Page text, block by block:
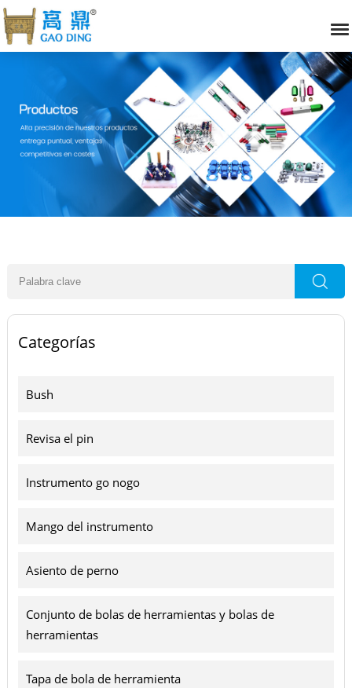
Categorías
Bush
Revisa el pin
Instrumento go nogo
Mango del instrumento
Asiento de perno
Conjunto de bolas de herramientas y bolas de
herramientas
Tapa de bola de herramienta